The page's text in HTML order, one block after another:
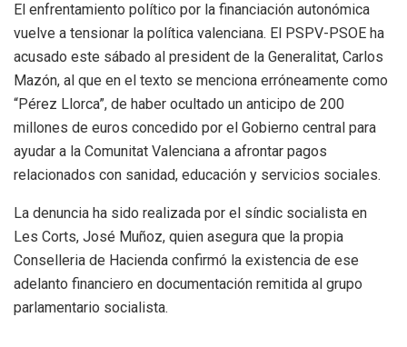
El enfrentamiento político por la financiación autonómica
vuelve a tensionar la política valenciana. El PSPV-PSOE ha
acusado este sábado al president de la Generalitat, Carlos
Mazón, al que en el texto se menciona erróneamente como
“Pérez Llorca”, de haber ocultado un anticipo de 200
millones de euros concedido por el Gobierno central para
ayudar a la Comunitat Valenciana a afrontar pagos
relacionados con sanidad, educación y servicios sociales.
La denuncia ha sido realizada por el síndic socialista en
Les Corts, José Muñoz, quien asegura que la propia
Conselleria de Hacienda confirmó la existencia de ese
adelanto financiero en documentación remitida al grupo
parlamentario socialista.